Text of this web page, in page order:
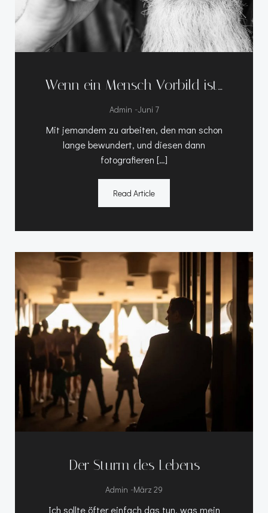
Wenn ein Mensch Vorbild ist…
Admin -Juni 7
Mit jemandem zu arbeiten, den man schon
lange bewundert, und diesen dann
fotografieren […]
Read Article
Der Sturm des Lebens
Admin -März 29
Ich sollte öfter einfach das tun, was mein